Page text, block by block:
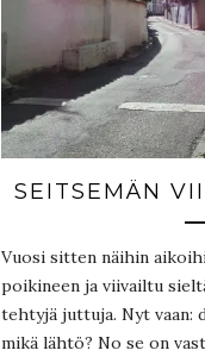
SEITSEMÄN
Vuosi sitten näihin
poikineen ja viivailtu
tehtyjä juttuja. Nyt vaan:
mikä lähtö? No se on